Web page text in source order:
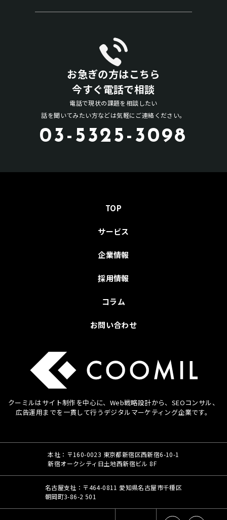
お急ぎの方はこちら
今すぐ電話で相談
電話で現状の課題を相談したい
話を聞いてみたい方などは気軽にご連絡ください。
03-5325-3098
TOP
サービス
企業情報
採用情報
コラム
お問い合わせ
クーミルはサイト制作を中心に、Web戦略設計から、SEOコンサル、
広告運用までを一貫して行うデジタルマーケティング企業です。
本社：〒160-0023 東京都新宿区西新宿6-10-1
新宿オークシティ日土地西新宿ビル 8F
名古屋支社：〒464-0811 愛知県名古屋市千種区
朝岡町3-86-2 501